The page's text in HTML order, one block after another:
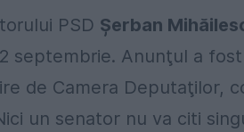
PSD Şerban
septembrie. Anunţul a
de Camera Deputaţilor,
un senator nu va citi